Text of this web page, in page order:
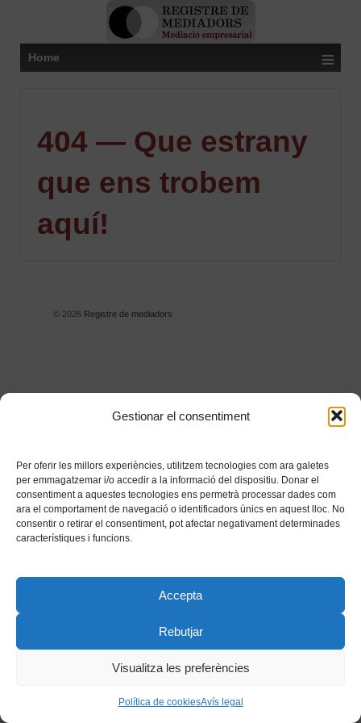
Gestionar el consentiment
Per oferir les millors experiències, utilitzem tecnologies com ara galetes
per emmagatzemar i/o accedir a la informació del dispositiu. Donar el
consentiment a aquestes tecnologies ens permetrà processar dades com
ara el comportament de navegació o identificadors únics en aquest lloc. No
consentir o retirar el consentiment, pot afectar negativament determinades
característiques i funcions.
Accepta
Rebutjar
Visualitza les preferències
Política de cookiesAvís legal
Home ≡
404 — Que estrany
que ens trobem
aquí!
© 2026Registre de mediadors